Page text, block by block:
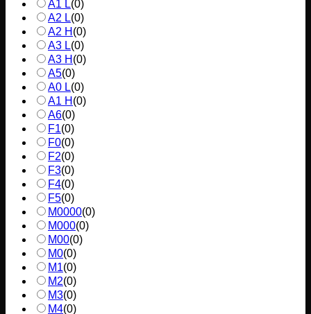
A1 L(0)
A2 L(0)
A2 H (0)
A3 L(0)
A3 H (0)
A5(0)
A0 L(0)
A1 H (0)
A6(0)
F1(0)
F0(0)
F2(0)
F3(0)
F4(0)
F5(0)
M0000(0)
M000(0)
M00(0)
M0(0)
M1(0)
M2(0)
M3(0)
M4(0)